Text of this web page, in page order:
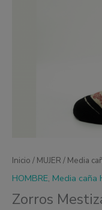
Inicio / MUJER / Media
HOMBRE, Media caña
Zorros